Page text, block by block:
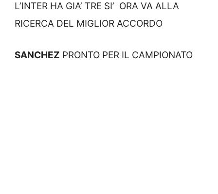
L’INTER HA GIA’ TRE SI’ ORA VA ALLA
RICERCA DEL MIGLIOR ACCORDO
SANCHEZ PRONTO PER IL CAMPIONATO